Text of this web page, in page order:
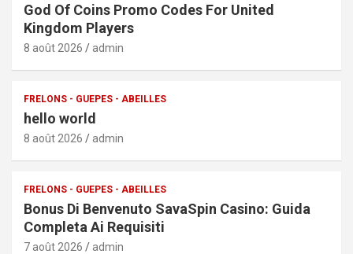
God Of Coins Promo Codes For United
Kingdom Players
8 août 2026 admin
FRELONS - GUEPES - ABEILLES
hello world
8 août 2026 admin
FRELONS - GUEPES - ABEILLES
Bonus Di Benvenuto SavaSpin Casino: Guida
Completa Ai Requisiti
7 août 2026 admin